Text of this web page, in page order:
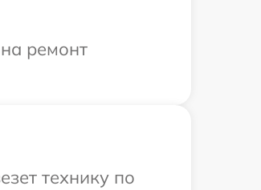
ремонт
технику по